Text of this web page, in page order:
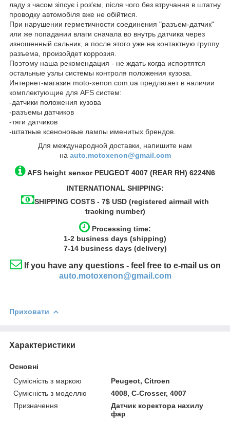
ладу з часом зіпсує і роз'єм, після чого без втручання в штатну
проводку автомобіля вже не обійтися.
При нарушении герметичности соединения "разъем-датчик"
или же попадании влаги сначала во внутрь датчика через
изношенный сальник, а после этого уже на контактную группу
разъема, произойдет коррозия.
Поэтому наша рекомендация - не ждать когда испортятся
остальные узлы системы контроля положения кузова.
Интернет-магазин moto-xenon.com.ua предлагает в наличии
комплектующие для AFS систем:
-датчики положения кузова
-разъемы датчиков
-тяги датчиков
-штатные ксеноновые лампы именитых брендов.
Для международной доставки, напишите нам
на auto.motoxenon@gmail.com
AFS height sensor PEUGEOT 4007 (REAR RH) 6224N6
INTERNATIONAL SHIPPING:
SHIPPING COSTS - 7$ USD (registered airmail with
tracking number)
Processing time:
1-2 business days (shipping)
7-14 business days (delivery)
If you have any questions - feel free to e-mail us on
auto.motoxenon@gmail.com
Приховати
Характеристики
Основні
Сумісність з маркою
Peugeot, Citroen
Сумісність з моделлю
4008, C-Crosser, 4007
Призначення
Датчик коректора нахилу
фар